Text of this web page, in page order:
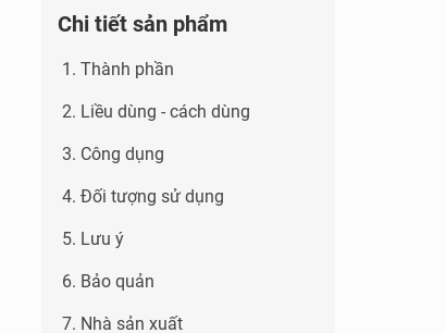
Chi tiết sản phẩm
1. Thành phần
2. Liều dùng - cách dùng
3. Công dụng
4. Đối tượng sử dụng
5. Lưu ý
6. Bảo quản
7. Nhà sản xuất